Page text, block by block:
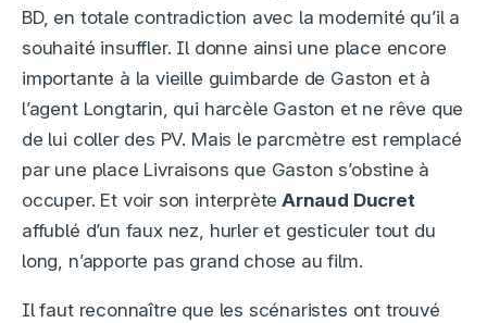
BD, en totale contradiction avec la modernité qu’il a
souhaité insuffler. Il donne ainsi une place encore
importante à la vieille guimbarde de Gaston et à
l’agent Longtarin, qui harcèle Gaston et ne rêve que
de lui coller des PV. Mais le parcmètre est remplacé
par une place Livraisons que Gaston s’obstine à
occuper. Et voir son interprète Arnaud Ducret
affublé d’un faux nez, hurler et gesticuler tout du
long, n’apporte pas grand chose au film.
Il faut reconnaître que les scénaristes ont trouvé